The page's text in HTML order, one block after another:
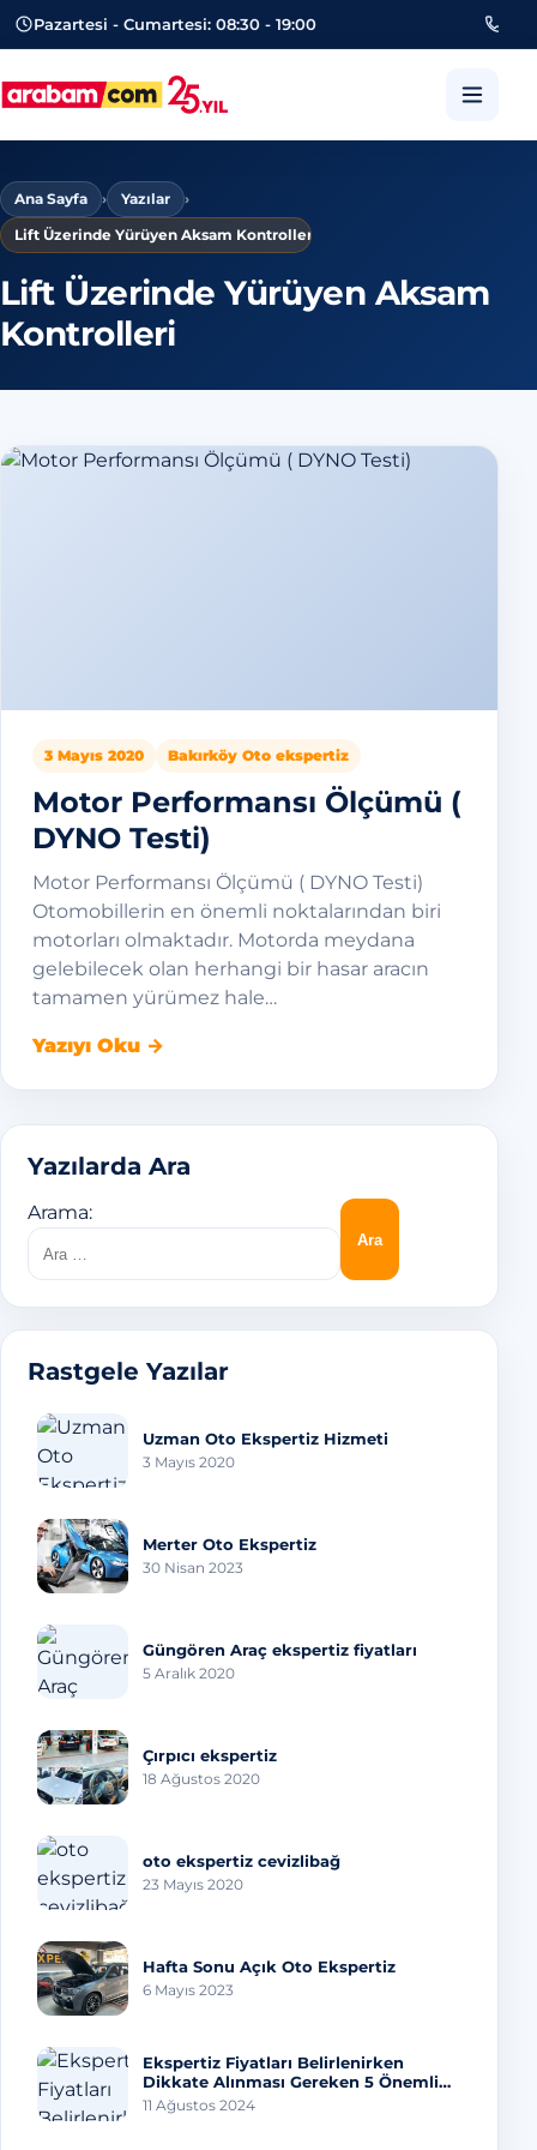
Pazartesi - Cumartesi: 08:30 - 19:00
arabam.com Güngören oto
Ana Sayfa › Yazılar
›
Lift Üzerinde Yürüyen Aksam Kontrolleri
Lift Üzerinde Yürüyen Aksam
Kontrolleri
3 Mayıs 2020 Bakırköy Oto ekspertiz
Motor Performansı Ölçümü (
DYNO Testi)
Motor Performansı Ölçümü ( DYNO Testi)
Otomobillerin en önemli noktalarından biri
motorları olmaktadır. Motorda meydana
gelebilecek olan herhangi bir hasar aracın
tamamen yürümez hale…
Yazıyı Oku →
Yazılarda Ara
Arama:
Rastgele Yazılar
Uzman Oto Ekspertiz Hizmeti
3 Mayıs 2020
Merter Oto Ekspertiz
30 Nisan 2023
Güngören Araç ekspertiz fiyatları
5 Aralık 2020
Çırpıcı ekspertiz
18 Ağustos 2020
oto ekspertiz cevizlibağ
23 Mayıs 2020
Hafta Sonu Açık Oto Ekspertiz
6 Mayıs 2023
Ekspertiz Fiyatları Belirlenirken
Dikkate Alınması Gereken 5 Önemli
Faktör
11 Ağustos 2024